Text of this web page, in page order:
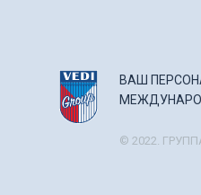
ВАШ
© 2022.